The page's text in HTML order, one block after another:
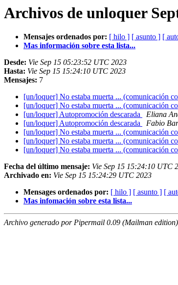
Archivos de unloquer
Mensajes ordenados por: [ hilo ] [ asunto ] [
Mas información sobre esta lista...
Desde: Vie Sep 15 05:23:52 UTC 2023
Hasta: Vie Sep 15 15:24:10 UTC 2023
Mensajes: 7
[un/loquer] No estaba muerta ... (comunicación
[un/loquer] No estaba muerta ... (comunicación
[un/loquer] Autopromoción descarada
Eliana
[un/loquer] Autopromoción descarada
Fabio
[un/loquer] No estaba muerta ... (comunicación
[un/loquer] No estaba muerta ... (comunicación
[un/loquer] No estaba muerta ... (comunicación
Fecha del último mensaje: Vie Sep 15 15:24:10 UTC
Archivado en: Vie Sep 15 15:24:29 UTC 2023
Mensages ordenados por: [ hilo ] [ asunto ] [
Mas infomación sobre esta lista...
Archivo generado por Pipermail 0.09 (Mailman